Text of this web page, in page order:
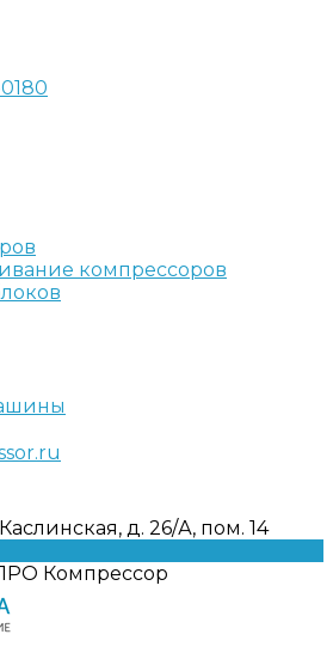
компрессоров
д. 26/А, пом. 14
Компрессор